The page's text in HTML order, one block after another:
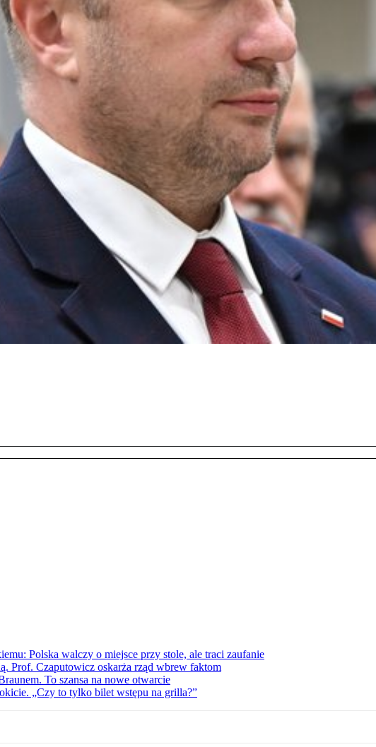
Polska walczy o miejsce przy stole, ale traci zaufanie
Prof. Czaputowicz oskarża rząd wbrew faktom
To szansa na nowe otwarcie
„Czy to tylko bilet wstępu na grilla?”